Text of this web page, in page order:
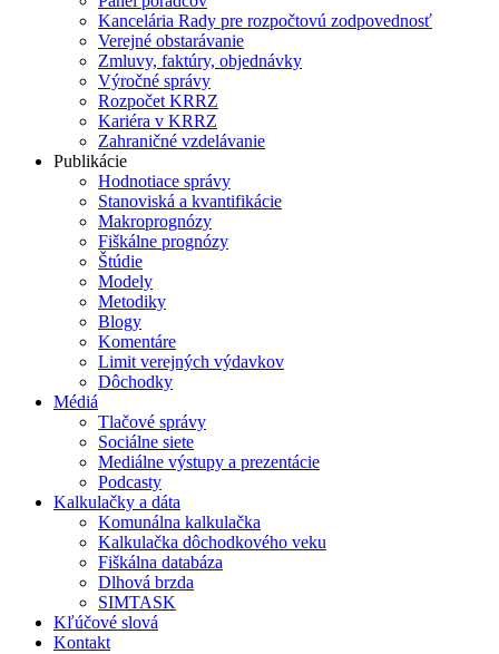
Kancelária Rady pre rozpočtovú zodpovednosť
Verejné obstarávanie
Zmluvy, faktúry, objednávky
Výročné správy
Rozpočet KRRZ
Kariéra v KRRZ
Zahraničné vzdelávanie
Publikácie
Hodnotiace správy
Stanoviská a kvantifikácie
Makroprognózy
Fiškálne prognózy
Štúdie
Modely
Metodiky
Blogy
Komentáre
Limit verejných výdavkov
Dôchodky
Médiá
Tlačové správy
Sociálne siete
Mediálne výstupy a prezentácie
Podcasty
Kalkulačky a dáta
Komunálna kalkulačka
Kalkulačka dôchodkového veku
Fiškálna databáza
Dlhová brzda
SIMTASK
Kľúčové slová
Kontakt